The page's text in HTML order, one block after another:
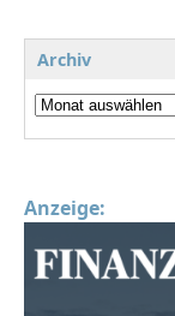
Archiv
Anzeige: